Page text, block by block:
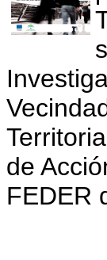
de
FEDER